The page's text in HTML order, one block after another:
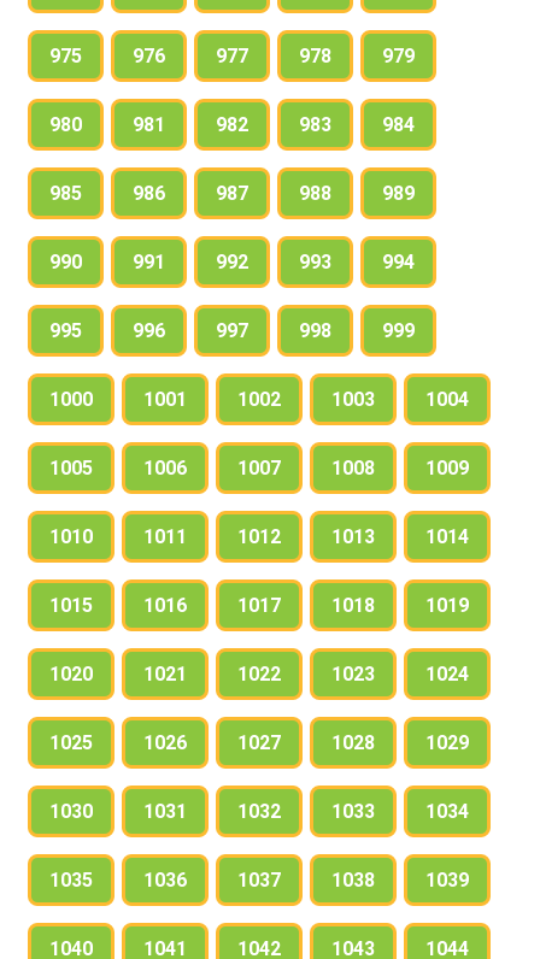
975 976 977 978 979
980 981 982 983 984
985 986 987 988 989
990 991 992 993 994
995 996 997 998 999
1000 1001 1002 1003 1004
1005 1006 1007 1008 1009
1010 1011 1012 1013 1014
1015 1016 1017 1018 1019
1020 1021 1022 1023 1024
1025 1026 1027 1028 1029
1030 1031 1032 1033 1034
1035 1036 1037 1038 1039
1040 1041 1042 1043 1044